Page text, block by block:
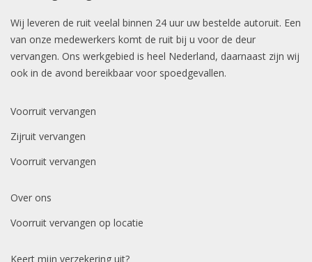
Wij leveren de ruit veelal binnen 24 uur uw bestelde autoruit. Een
van onze medewerkers komt de ruit bij u voor de deur
vervangen. Ons werkgebied is heel Nederland, daarnaast zijn wij
ook in de avond bereikbaar voor spoedgevallen.
Voorruit vervangen
Zijruit vervangen
Voorruit vervangen
Over ons
Voorruit vervangen op locatie
Keert mijn verzekering uit?